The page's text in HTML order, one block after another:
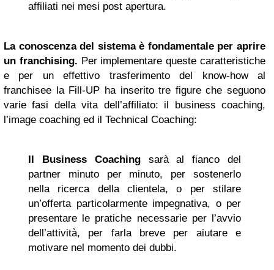
affiliati nei mesi post apertura.
La conoscenza del sistema è fondamentale per aprire
un franchising. Per implementare queste caratteristiche
e per un effettivo trasferimento del know-how al
franchisee la Fill-UP ha inserito tre figure che seguono
varie fasi della vita dell’affiliato: il business coaching,
l’image coaching ed il Technical Coaching:
Il Business Coachingsarà al fianco del
partner minuto per minuto, per sostenerlo
nella ricerca della clientela, o per stilare
un’offerta particolarmente impegnativa, o per
presentare le pratiche necessarie per l’avvio
dell’attività, per farla breve per aiutare e
motivare nel momento dei dubbi.